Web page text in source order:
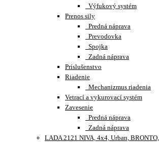
Výfukový systém
Prenos sily
Predná náprava
Prevodovka
Spojka
Zadná náprava
Príslušenstvo
Riadenie
Mechanizmus riadenia
Vetrací a vykurovací systém
Zavesenie
Predná náprava
Zadná náprava
LADA 2121 NIVA, 4x4, Urban,